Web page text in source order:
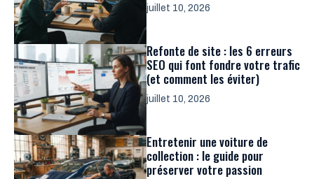
juillet 10, 2026
Refonte de site : les 6 erreurs
SEO qui font fondre votre trafic
(et comment les éviter)
juillet 10, 2026
Entretenir une voiture de
collection : le guide pour
préserver votre passion